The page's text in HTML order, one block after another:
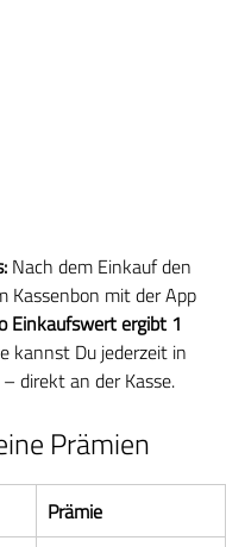
Nach dem Einkauf den
Kassenbon mit der App
Einkaufswert ergibt 1
kannst Du jederzeit in
direkt an der Kasse.
Prämien
Prämie